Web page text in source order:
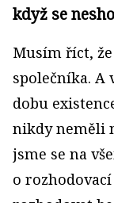
když se
Musím říct,
společníka. A
dobu
nikdy neměli
jsme se na
o